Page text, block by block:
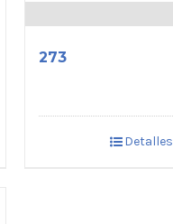
273
Detalles